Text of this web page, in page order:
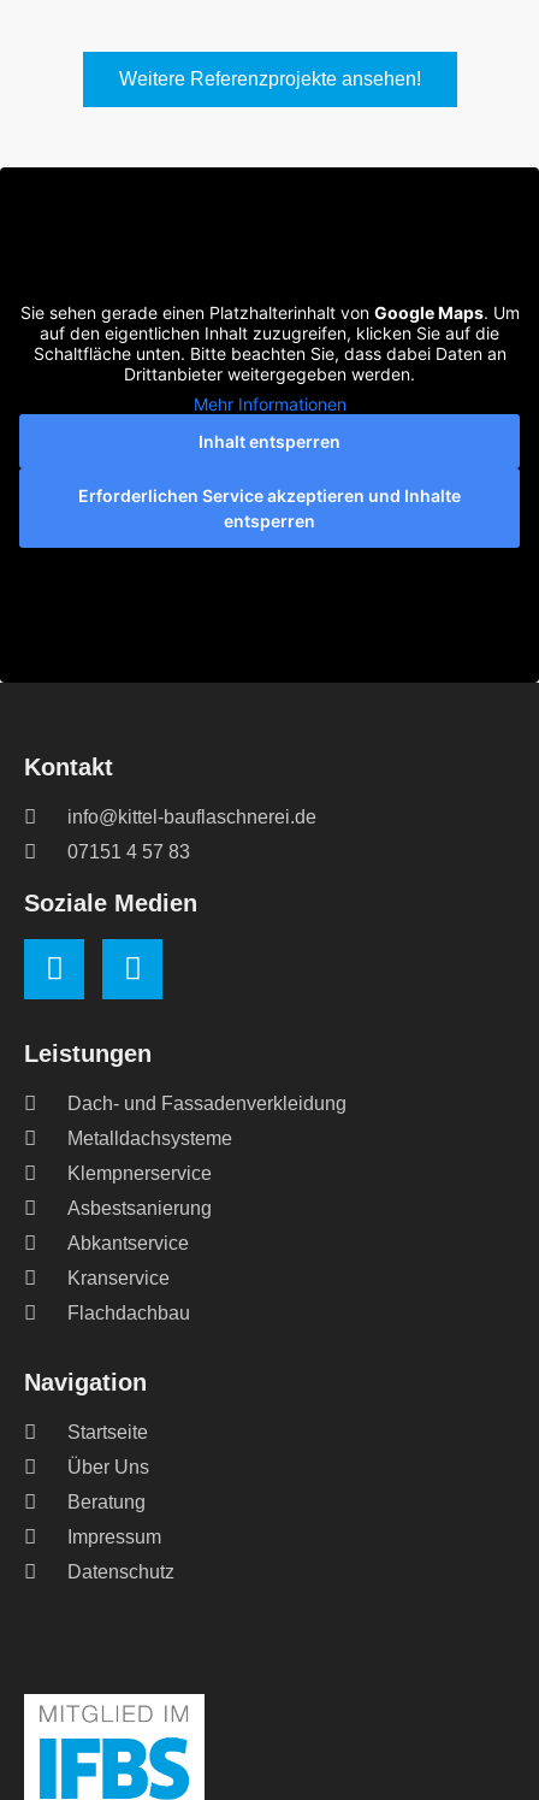
Weitere Referenzprojekte ansehen!
Sie sehen gerade einen Platzhalterinhalt von Google Maps. Um
auf den eigentlichen Inhalt zuzugreifen, klicken Sie auf die
Schaltfläche unten. Bitte beachten Sie, dass dabei Daten an
Drittanbieter weitergegeben werden.
Mehr Informationen
Inhalt entsperren
Erforderlichen Service akzeptieren und Inhalte
entsperren
Navigation
Startseite
Über Uns
Beratung
Impressum
Datenschutz
Leistungen
Dach- und Fassadenverkleidung
Metalldachsysteme
Klempnerservice
Asbestsanierung
Abkantservice
Kranservice
Flachdachbau
Kontakt
info@kittel-bauflaschnerei.de
07151 4 57 83
Soziale Medien